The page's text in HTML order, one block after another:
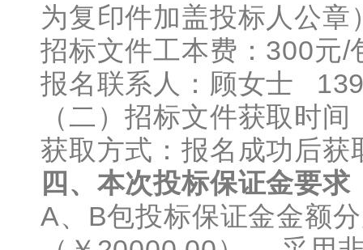
为复印件加盖投标人公章
招标文件工本费：300元/
报名联系人：顾女士
（二）招标文件获取时
获取方式：报名成功后获
四、本次投标保证金要求
A、B包投标保证金金额